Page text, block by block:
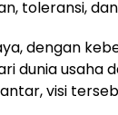
toleransi,
dengan
dunia usaha
visi